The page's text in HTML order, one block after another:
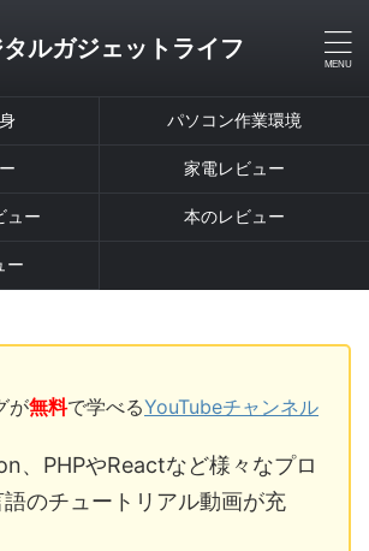
ルガジェットライフ
パソコン作業環境
家電レビュー
ュー 本のレビュー
ー
が無料で学べるYouTubeチャンネル
、PHPやReactなど様々なプロ
のチュートリアル動画が充